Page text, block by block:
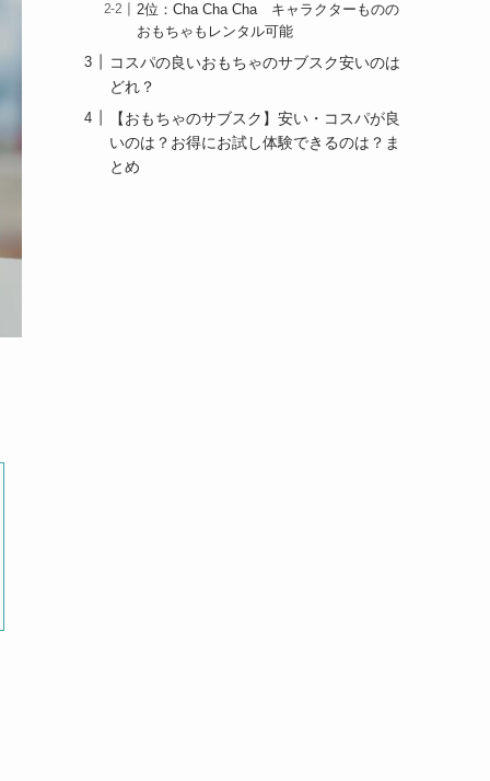
2位：Cha Cha Cha キャラクターものの
おもちゃもレンタル可能
コスパの良いおもちゃのサブスク安いのは
どれ？
【おもちゃのサブスク】安い・コスパが良
いのは？お得にお試し体験できるのは？ま
とめ